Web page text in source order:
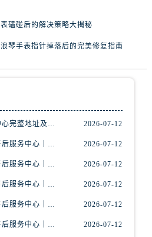
磕碰后的解决策略大揭秘
琴手表指针掉落后的完美修复指南
浪琴中国官方售后服务中心完整地址及热线实地考察报告+多信源验证（2026年7月最新） 2026-07-12
亲身探访浪琴青岛官方售后服务中心｜最新电话及地址（2026年7月最新） 2026-07-12
亲身探访浪琴南昌官方售后服务中心｜最新电话及地址（2026年7月最新） 2026-07-12
亲身探访浪琴宁波官方售后服务中心｜网点地址及售后热线（2026年7月最新） 2026-07-12
亲身探访浪琴东莞官方售后服务中心｜地址与联系电话（2026年7月最新） 2026-07-12
亲身探访浪琴嘉兴官方售后服务中心｜热线电话与网点地址（2026年7月最新） 2026-07-12